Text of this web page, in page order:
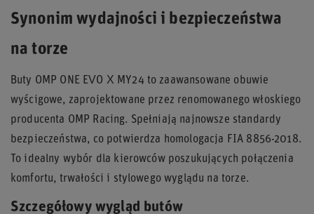
Synonim wydajności i bezpieczeństwa
na torze
Buty OMP ONE EVO X MY24 to zaawansowane obuwie
wyścigowe, zaprojektowane przez renomowanego włoskiego
producenta OMP Racing. Spełniają najnowsze standardy
bezpieczeństwa, co potwierdza homologacja FIA 8856-2018.
To idealny wybór dla kierowców poszukujących połączenia
komfortu, trwałości i stylowego wyglądu na torze.
Szczegółowy wygląd butów